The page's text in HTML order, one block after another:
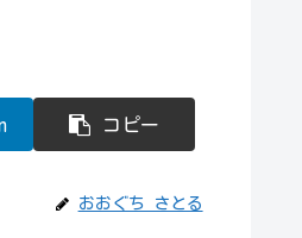
コピー
おおぐち さとる